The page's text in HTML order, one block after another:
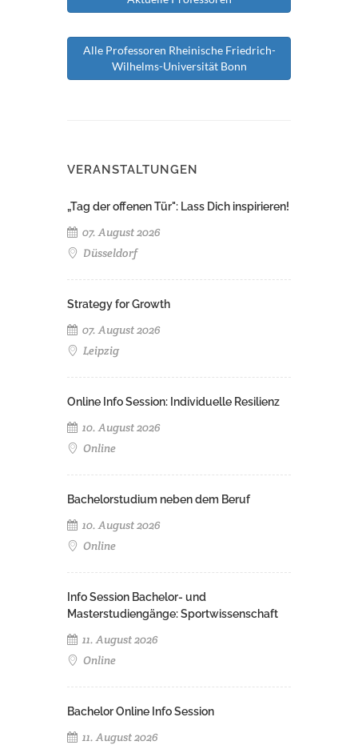
Alle Professoren Rheinische Friedrich-
Wilhelms-Universität Bonn
VERANSTALTUNGEN
„Tag der offenen Tür": Lass Dich inspirieren!
07. August 2026
Düsseldorf
Strategy for Growth
07. August 2026
Leipzig
Online Info Session: Individuelle Resilienz
10. August 2026
Online
Bachelorstudium neben dem Beruf
10. August 2026
Online
Info Session Bachelor- und
Masterstudiengänge: Sportwissenschaft
11. August 2026
Online
Bachelor Online Info Session
11. August 2026